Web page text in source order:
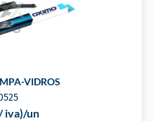
VIDROS
iva)/un